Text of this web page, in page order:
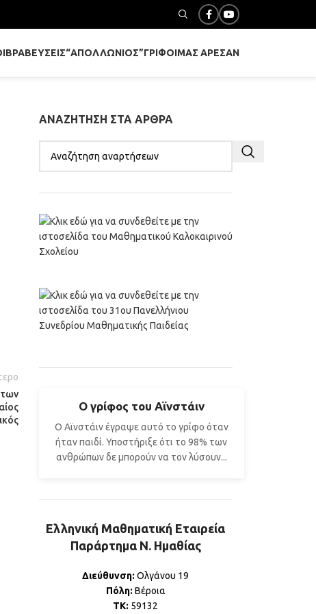
ΒΡΑΒΕΎΣΕΙΣ“ΑΠΟΛΛΏΝΙΟΣ”ΓΡΊΦΟΙΜΑΣ ΆΡΕΣΑΝ
των
ΑΝΑΖΉΤΗΣΗ ΣΤΑ ΆΡΘΡΑ
Ο γρίφος του Αϊνστάιν
Ο Αϊνστάιν έγραψε αυτό το γρίφο όταν
ήταν παιδί. Υποστήριξε ότι το 98% των
ανθρώπων δε μπορούν να τον λύσουν...
Ελληνική Μαθηματική Εταιρεία
Παράρτημα Ν. Ημαθίας
Διεύθυνση: Ολγάνου 19
Πόλη: Βέροια
ΤΚ: 59132